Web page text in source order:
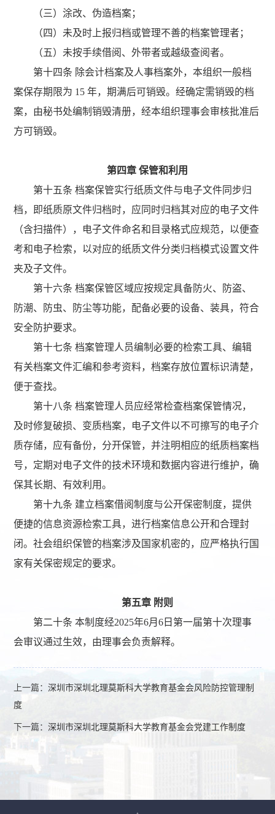
（三）涂改、伪造档案；
（四）未及时上报归档或管理不善的档案管理者；
（五）未按手续借阅、外带者或越级查阅者。
第十四条 除会计档案及人事档案外，本组织一般档
案保存期限为 15 年，期满后可销毁。经确定需销毁的档
案，由秘书处编制销毁清册，经本组织理事会审核批准后
方可销毁。
第四章 保管和利用
第十五条 档案保管实行纸质文件与电子文件同步归
档，即纸质原文件归档时，应同时归档其对应的电子文件
（含扫描件），电子文件命名和目录格式应规范，以便查
考和电子检索，以对应的纸质文件分类归档模式设置文件
夹及子文件。
第十六条 档案保管区域应按规定具备防火、防盗、
防潮、防虫、防尘等功能，配备必要的设备、装具，符合
安全防护要求。
第十七条 档案管理人员编制必要的检索工具、编辑
有关档案文件汇编和参考资料，档案存放位置标识清楚，
便于查找。
第十八条 档案管理人员应经常检查档案保管情况，
及时修复破损、变质档案，电子文件以不可擦写的电子介
质存储，应有备份，分开保管，并注明相应的纸质档案档
号，定期对电子文件的技术环境和数据内容进行维护，确
保其长期、有效利用。
第十九条 建立档案借阅制度与公开保密制度，提供
便捷的信息资源检索工具，进行档案信息公开和合理封
闭。社会组织保管的档案涉及国家机密的，应严格执行国
家有关保密规定的要求。
第五章 附则
第二十条 本制度经2025年6月6日第一届第十次理事
会审议通过生效，由理事会负责解释。
上一篇：深圳市深圳北理莫斯科大学教育基金会风险防控管理制
度
下一篇：深圳市深圳北理莫斯科大学教育基金会党建工作制度